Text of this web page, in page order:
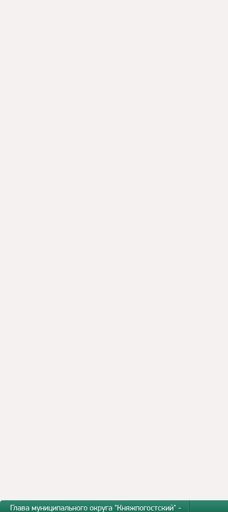
Глава муниципального округа "Княжпогостский" -